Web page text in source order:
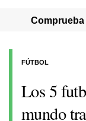
Los 5
mundo
FÚTBOL